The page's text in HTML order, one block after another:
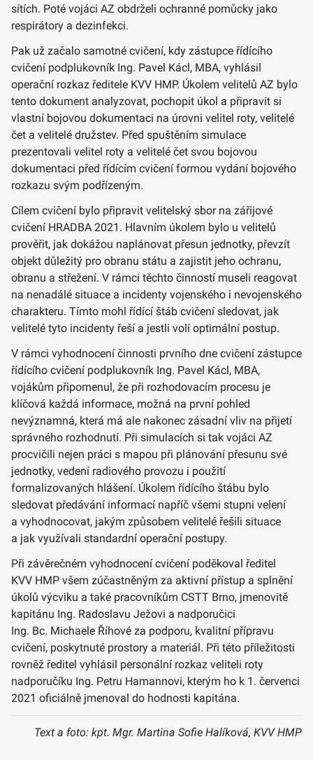
sítích. Poté vojáci AZ obdrželi ochranné pomůcky jako
respirátory a dezinfekci.
Pak už začalo samotné cvičení, kdy zástupce řídícího
cvičení podplukovník Ing. Pavel Kácl, MBA, vyhlásil
operační rozkaz ředitele KVV HMP. Úkolem velitelů AZ bylo
tento dokument analyzovat, pochopit úkol a připravit si
vlastní bojovou dokumentaci na úrovni velitel roty, velitelé
čet a velitelé družstev. Před spuštěním simulace
prezentovali velitel roty a velitelé čet svou bojovou
dokumentaci před řídícím cvičení formou vydání bojového
rozkazu svým podřízeným.
Cílem cvičení bylo připravit velitelský sbor na zářijové
cvičení HRADBA 2021. Hlavním úkolem bylo u velitelů
prověřit, jak dokážou naplánovat přesun jednotky, převzít
objekt důležitý pro obranu státu a zajistit jeho ochranu,
obranu a střežení. V rámci těchto činností museli reagovat
na nenadálé situace a incidenty vojenského i nevojenského
charakteru. Tímto mohl řídící štáb cvičení sledovat, jak
velitelé tyto incidenty řeší a jestli volí optimální postup.
V rámci vyhodnocení činnosti prvního dne cvičení zástupce
řídícího cvičení podplukovník Ing. Pavel Kácl, MBA,
vojákům připomenul, že při rozhodovacím procesu je
klíčová každá informace, možná na první pohled
nevýznamná, která má ale nakonec zásadní vliv na přijetí
správného rozhodnutí. Při simulacích si tak vojáci AZ
procvičili nejen práci s mapou při plánování přesunu své
jednotky, vedení radiového provozu i použití
formalizovaných hlášení. Úkolem řídícího štábu bylo
sledovat předávání informací napříč všemi stupni velení
a vyhodnocovat, jakým způsobem velitelé řešili situace
a jak využívali standardní operační postupy.
Při závěrečném vyhodnocení cvičení poděkoval ředitel
KVV HMP všem zúčastněným za aktivní přístup a splnění
úkolů výcviku a také pracovníkům CSTT Brno, jmenovitě
kapitánu Ing. Radoslavu Ježovi a nadporučici
Ing. Bc. Michaele Říhové za podporu, kvalitní přípravu
cvičení, poskytnuté prostory a materiál. Při této příležitosti
rovněž ředitel vyhlásil personální rozkaz veliteli roty
nadporučíku Ing. Petru Hamannovi, kterým ho k 1. červenci
2021 oficiálně jmenoval do hodnosti kapitána.
Text a foto: kpt. Mgr. Martina Sofie Halíková, KVV HMP